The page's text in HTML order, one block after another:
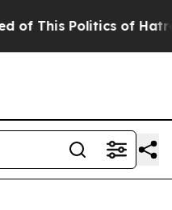
This Politics of Hatred”